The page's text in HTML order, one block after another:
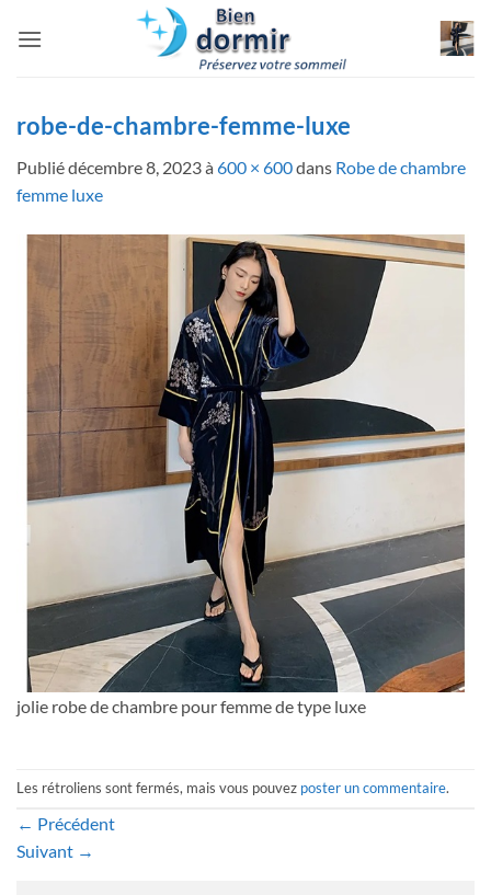
robe-de-chambre-femme-luxe
Publiédécembre 8, 2023à 600 × 600dans Robe de chambre
femme luxe
jolie robe de chambre pour femme de type luxe
Les rétroliens sont fermés, mais vous pouvez poster un commentaire.
← Précédent
Suivant →